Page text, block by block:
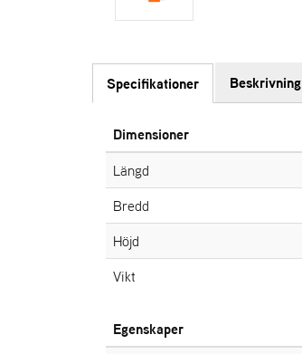
Specifikationer Beskrivning
Dimensioner
Längd
Bredd
Höjd
Vikt
Egenskaper